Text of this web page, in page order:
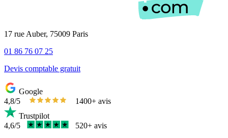
17 rue Auber, 75009 Paris
01 86 76 07 25
Devis comptable gratuit
Google
4,8/5
1400+ avis
Trustpilot
4,6/5
520+ avis